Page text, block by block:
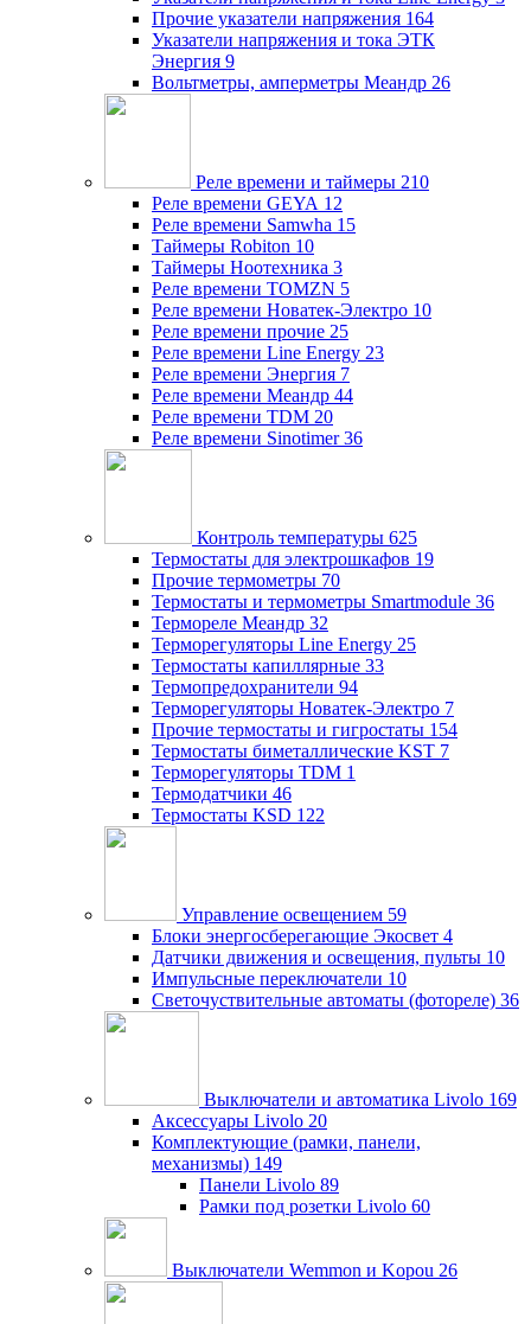
Прочие указатели напряжения 164
Указатели напряжения и тока ЭТК
Энергия 9
Вольтметры, амперметры Меандр 26
Реле времени и таймеры 210
Реле времени GEYA 12
Реле времени Samwha 15
Таймеры Robiton 10
Таймеры Ноотехника 3
Реле времени TOMZN 5
Реле времени Новатек-Электро 10
Реле времени прочие 25
Реле времени Line Energy 23
Реле времени Энергия 7
Реле времени Меандр 44
Реле времени TDM 20
Реле времени Sinotimer 36
Контроль температуры 625
Термостаты для электрошкафов 19
Прочие термометры 70
Термостаты и термометры Smartmodule 36
Термореле Меандр 32
Терморегуляторы Line Energy 25
Термостаты капиллярные 33
Термопредохранители 94
Терморегуляторы Новатек-Электро 7
Прочие термостаты и гигростаты 154
Термостаты биметаллические KST 7
Терморегуляторы TDM 1
Термодатчики 46
Термостаты KSD 122
Управление освещением 59
Блоки энергосберегающие Экосвет 4
Датчики движения и освещения, пульты 10
Импульсные переключатели 10
Светочуствительные автоматы (фотореле) 36
Выключатели и автоматика Livolo 169
Аксессуары Livolo 20
Комплектующие (рамки, панели,
механизмы) 149
Панели Livolo 89
Рамки под розетки Livolo 60
Выключатели Wemmon и Kopou 26